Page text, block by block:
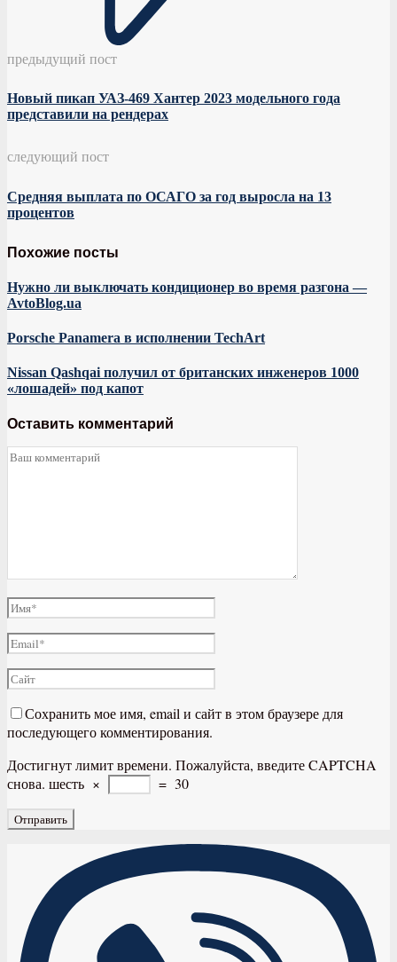
предыдущий пост
Новый пикап УАЗ-469 Хантер 2023 модельного года
представили на рендерах
следующий пост
Средняя выплата по ОСАГО за год выросла на 13
процентов
Похожие посты
Нужно ли выключать кондиционер во время разгона —
AvtoBlog.ua
Porsche Panamera в исполнении TechArt
Nissan Qashqai получил от британских инженеров 1000
«лошадей» под капот
Оставить комментарий
Сохранить мое имя, email и сайт в этом браузере для
последующего комментирования.
Достигнут лимит времени. Пожалуйста, введите CAPTCHA
снова. шесть × = 30